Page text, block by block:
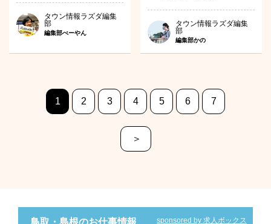
タウン情報ラズダ編集
部
編集部べーやん
タウン情報ラズダ編集
部
編集部かの
1 2 3 4 5 6 7
＞
鳥取・島根のお仕事情報 sponsored by 求人ボックス